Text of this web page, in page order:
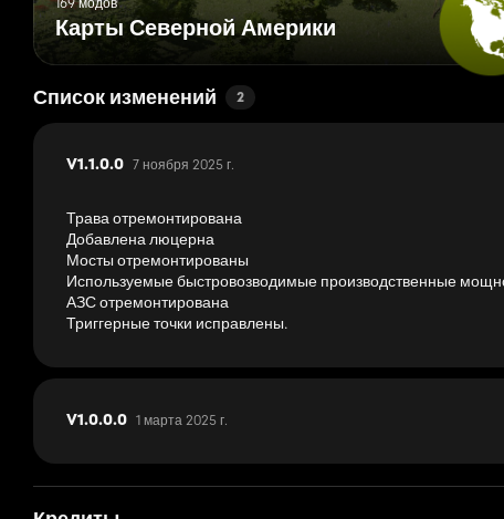
Карты Северной Америки
Список изменений 2
V1.1.0.0 7 ноября 2025 г.
Трава отремонтирована
Добавлена люцерна
Мосты отремонтированы
Используемые быстровозводимые производственные
АЗС отремонтирована
Триггерные точки исправлены.
V1.0.0.0 1 марта 2025 г.